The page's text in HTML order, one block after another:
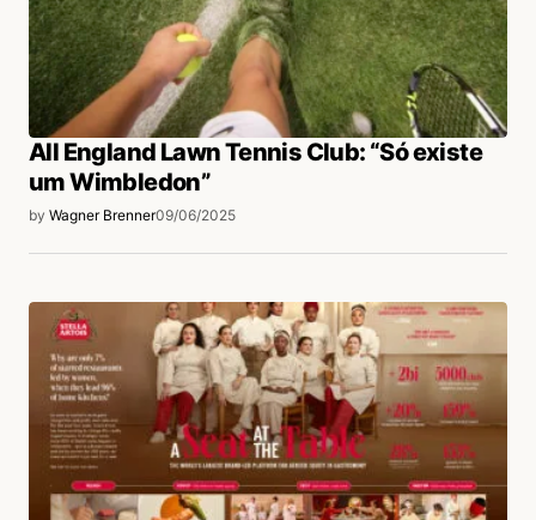
All England Lawn Tennis Club: “Só existe
um Wimbledon”
by Wagner Brenner09/06/2025